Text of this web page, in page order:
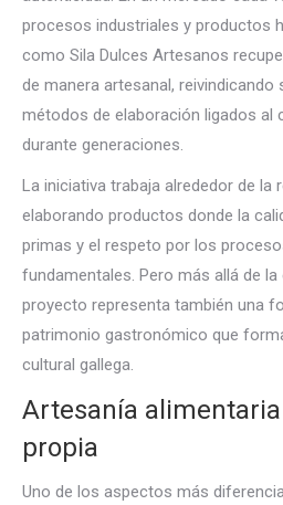
procesos industriales y productos
como Sila Dulces Artesanos
de manera artesanal,
métodos de elaboración ligados al
durante generaciones.
La iniciativa trabaja alrededor de la
elaborando productos donde la
primas y el respeto por los
fundamentales. Pero más allá de
proyecto representa también una
patrimonio gastronómico que
cultural gallega.
Artesanía
propia
Uno de los aspectos más